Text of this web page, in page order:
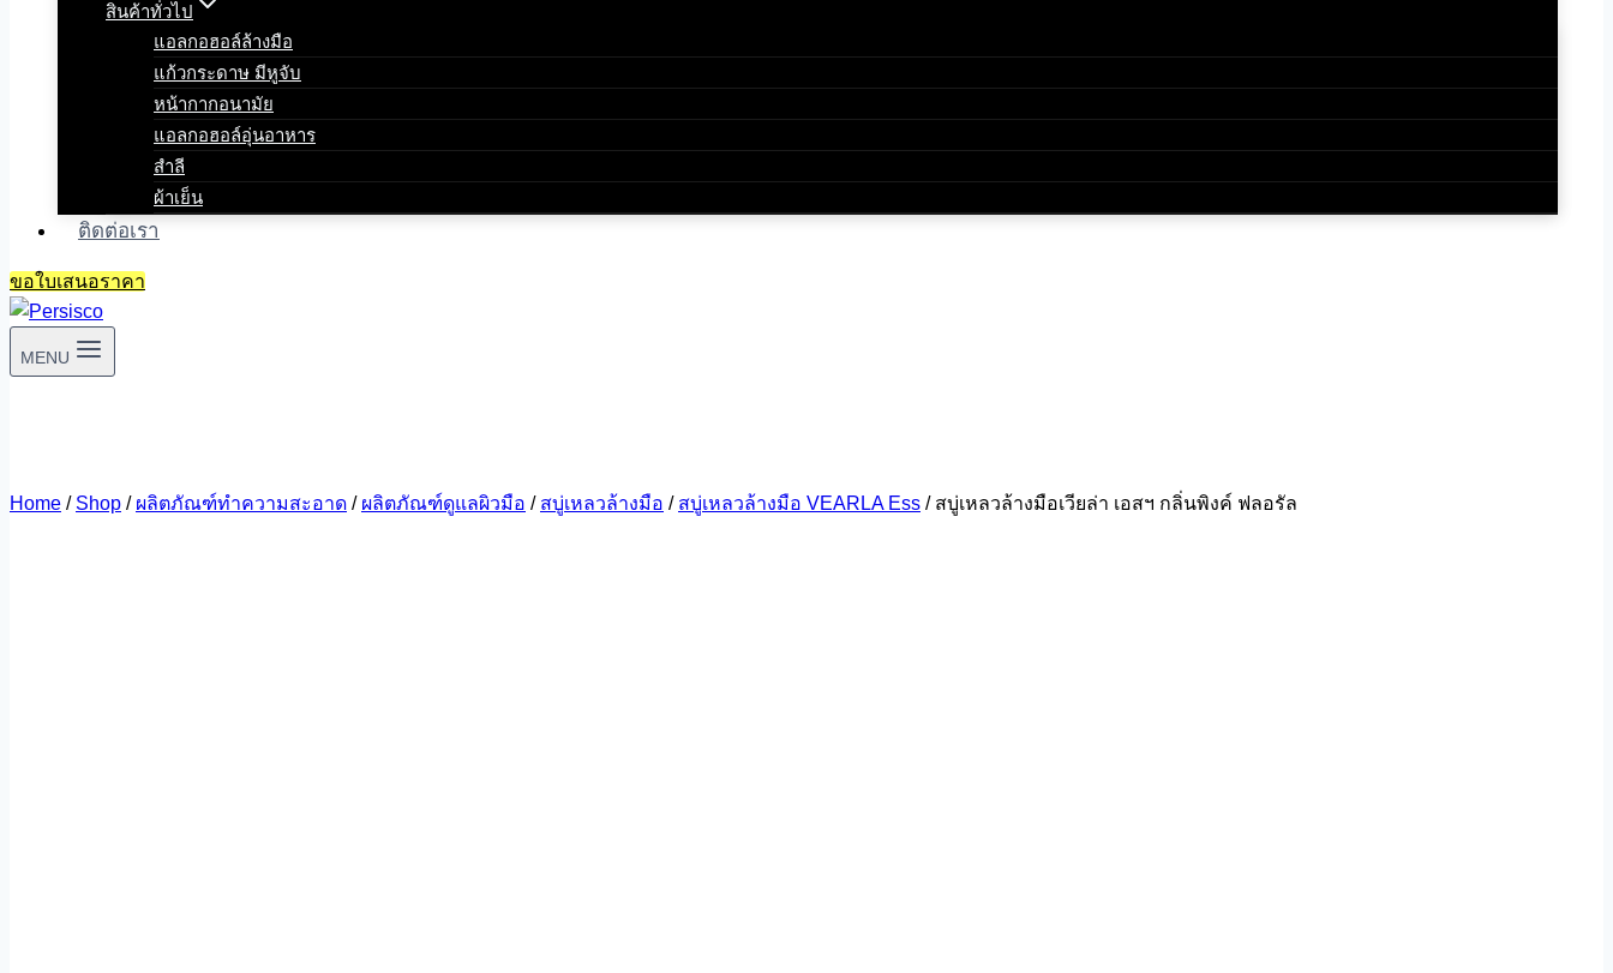
สินค้าทั่วไป
แอลกอฮอล์ล้างมือ
แก้วกระดาษ มีหูจับ
หน้ากากอนามัย
แอลกอฮอล์อุ่นอาหาร
สำลี
ผ้าเย็น
ติดต่อเรา
ขอใบเสนอราคา
MENU
Home / Shop / ผลิตภัณฑ์ทำความสะอาด / ผลิตภัณฑ์ดูแลผิวมือ / สบู่เหลวล้างมือ / สบู่เหลวล้างมือ VEARLA Ess / สบู่เหลวล้างมือเวียล่า เอสฯ กลิ่นพิงค์ ฟลอรัล